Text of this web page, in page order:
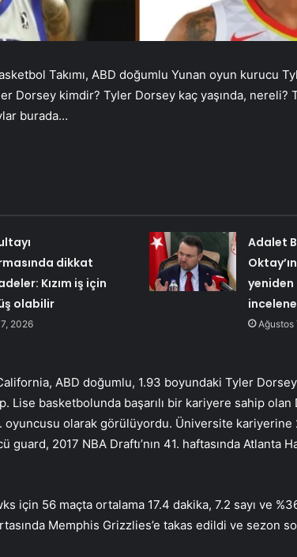
Takımı, ABD doğumlu Yunan oyun kurucu
Dorsey kimdir? Tyler Dorsey kaç yaşında, nereli?
burada…
dikkat
Kızım iş için
olabilir
2026
Adalet
yeniden
Ağustos
ABD doğumlu, 1.93 boyundaki Tyler
Lise basketbolunda başarılı bir kariyere sahip olan
oyuncusu olarak görülüyordu. Üniversite kariyerine
guard, 2017 NBA Draftı’nın 41. haftasında Atlanta
için 56 maçta ortalama 17.4 dakika, 7.2 sayı ve
Memphis Grizzlies’e takas edildi ve sezon